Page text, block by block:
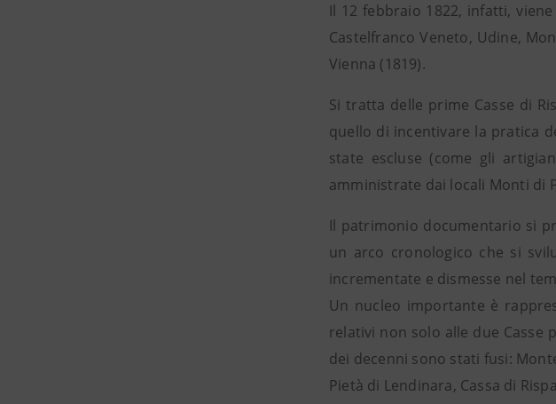
Il 12 febbraio 1822, infatti,
Castelfranco Veneto, Udine,
Vienna (1819).
Si tratta delle prime Casse di
quello di incentivare la pratica
state escluse (come gli
amministrate dai locali Monti di
Il patrimonio documentario si
un arco cronologico che si
incrementate e dismesse nel
Un nucleo importante è
relativi non solo alle due Casse
dei decenni sono stati fusi:
Pietà di Lendinara, Cassa di